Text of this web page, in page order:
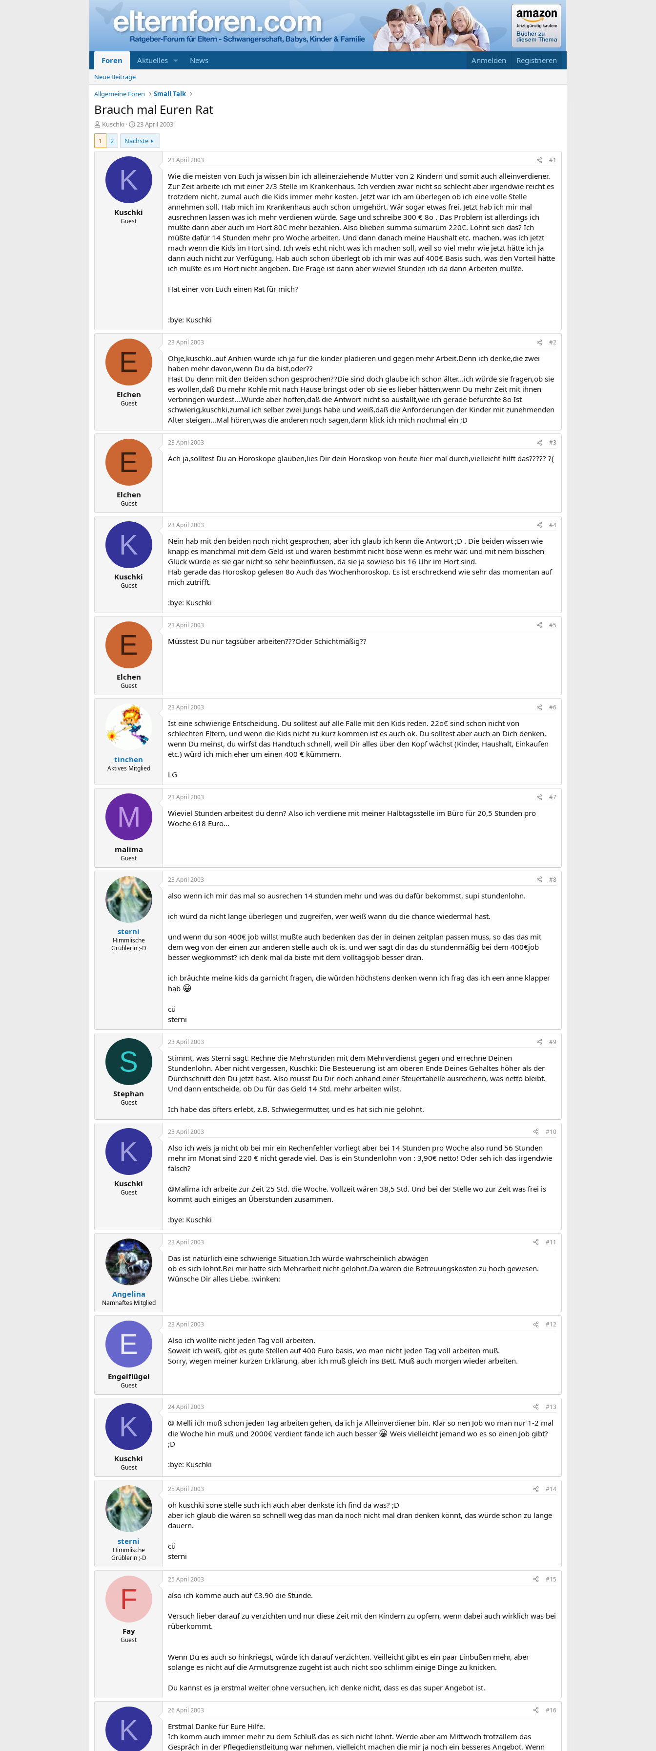
Foren Aktuelles News Anmelden Registrieren
Neue Beiträge
Allgemeine Foren
Small Talk
Brauch mal Euren Rat
E
r
t
Kuschki
E
r
s
t
e
m
23 April 2003
1
2 Nächste
K
Kuschki
Guest
23 April 2003 #1
Wie die meisten von Euch ja wissen bin ich alleinerziehende Mutter von 2 Kindern und somit auch alleinverdiener.
Zur Zeit arbeite ich mit einer 2/3 Stelle im Krankenhaus. Ich verdien zwar nicht so schlecht aber irgendwie reicht es
trotzdem nicht, zumal auch die Kids immer mehr kosten. Jetzt war ich am überlegen ob ich eine volle Stelle
annehmen soll. Hab mich im Krankenhaus auch schon umgehört. Wär sogar etwas frei. Jetzt hab ich mir mal
ausrechnen lassen was ich mehr verdienen würde. Sage und schreibe 300 € 8o . Das Problem ist allerdings ich
müßte dann aber auch im Hort 80€ mehr bezahlen. Also blieben summa sumarum 220€. Lohnt sich das? Ich
müßte dafür 14 Stunden mehr pro Woche arbeiten. Und dann danach meine Haushalt etc. machen, was ich jetzt
mach wenn die Kids im Hort sind. Ich weis echt nicht was ich machen soll, weil so viel mehr wie jetzt hätte ich ja
dann auch nicht zur Verfügung. Hab auch schon überlegt ob ich mir was auf 400€ Basis such, was den Vorteil hätte
ich müßte es im Hort nicht angeben. Die Frage ist dann aber wieviel Stunden ich da dann Arbeiten müßte.
Hat einer von Euch einen Rat für mich?
:bye: Kuschki
E
Elchen
Guest
23 April 2003 #2
Ohje,kuschki..auf Anhien würde ich ja für die kinder plädieren und gegen mehr Arbeit.Denn ich denke,die zwei
haben mehr davon,wenn Du da bist,oder??
Hast Du denn mit den Beiden schon gesprochen??Die sind doch glaube ich schon älter...ich würde sie fragen,ob sie
es wollen,daß Du mehr Kohle mit nach Hause bringst oder ob sie es lieber hätten,wenn Du mehr Zeit mit ihnen
verbringen würdest....Würde aber hoffen,daß die Antwort nicht so ausfällt,wie ich gerade befürchte 8o Ist
schwierig,kuschki,zumal ich selber zwei Jungs habe und weiß,daß die Anforderungen der Kinder mit zunehmenden
Alter steigen...Mal hören,was die anderen noch sagen,dann klick ich mich nochmal ein ;D
E
Elchen
Guest
23 April 2003 #3
Ach ja,solltest Du an Horoskope glauben,lies Dir dein Horoskop von heute hier mal durch,vielleicht hilft das????? ?(
K
Kuschki
Guest
23 April 2003 #4
Nein hab mit den beiden noch nicht gesprochen, aber ich glaub ich kenn die Antwort ;D . Die beiden wissen wie
knapp es manchmal mit dem Geld ist und wären bestimmt nicht böse wenn es mehr wär. und mit nem bisschen
Glück würde es sie gar nicht so sehr beeinflussen, da sie ja sowieso bis 16 Uhr im Hort sind.
Hab gerade das Horoskop gelesen 8o Auch das Wochenhoroskop. Es ist erschreckend wie sehr das momentan auf
mich zutrifft.
:bye: Kuschki
E
Elchen
Guest
23 April 2003 #5
Müsstest Du nur tagsüber arbeiten???Oder Schichtmäßig??
tinchen
Aktives Mitglied
23 April 2003 #6
Ist eine schwierige Entscheidung. Du solltest auf alle Fälle mit den Kids reden. 22o€ sind schon nicht von
schlechten Eltern, und wenn die Kids nicht zu kurz kommen ist es auch ok. Du solltest aber auch an Dich denken,
wenn Du meinst, du wirfst das Handtuch schnell, weil Dir alles über den Kopf wächst (Kinder, Haushalt, Einkaufen
etc.) würd ich mich eher um einen 400 € kümmern.
LG
M
malima
Guest
23 April 2003 #7
Wieviel Stunden arbeitest du denn? Also ich verdiene mit meiner Halbtagsstelle im Büro für 20,5 Stunden pro
Woche 618 Euro...
sterni
Himmlische
Grüblerin ;-D
23 April 2003 #8
also wenn ich mir das mal so ausrechen 14 stunden mehr und was du dafür bekommst, supi stundenlohn.
ich würd da nicht lange überlegen und zugreifen, wer weiß wann du die chance wiedermal hast.
und wenn du son 400€ job willst mußte auch bedenken das der in deinen zeitplan passen muss, so das das mit
dem weg von der einen zur anderen stelle auch ok is. und wer sagt dir das du stundenmäßig bei dem 400€job
besser wegkommst? ich denk mal da biste mit dem volltagsjob besser dran.
ich bräuchte meine kids da garnicht fragen, die würden höchstens denken wenn ich frag das ich een anne klapper
hab 😀
cü
sterni
S
Stephan
Guest
23 April 2003 #9
Stimmt, was Sterni sagt. Rechne die Mehrstunden mit dem Mehrverdienst gegen und errechne Deinen
Stundenlohn. Aber nicht vergessen, Kuschki: Die Besteuerung ist am oberen Ende Deines Gehaltes höher als der
Durchschnitt den Du jetzt hast. Also musst Du Dir noch anhand einer Steuertabelle ausrechenn, was netto bleibt.
Und dann entscheide, ob Du für das Geld 14 Std. mehr arbeiten wilst.
Ich habe das öfters erlebt, z.B. Schwiegermutter, und es hat sich nie gelohnt.
K
Kuschki
Guest
23 April 2003 #10
Also ich weis ja nicht ob bei mir ein Rechenfehler vorliegt aber bei 14 Stunden pro Woche also rund 56 Stunden
mehr im Monat sind 220 € nicht gerade viel. Das is ein Stundenlohn von : 3,90€ netto! Oder seh ich das irgendwie
falsch?
@Malima ich arbeite zur Zeit 25 Std. die Woche. Vollzeit wären 38,5 Std. Und bei der Stelle wo zur Zeit was frei is
kommt auch einiges an Überstunden zusammen.
:bye: Kuschki
Angelina
Namhaftes Mitglied
23 April 2003 #11
Das ist natürlich eine schwierige Situation.Ich würde wahrscheinlich abwägen
ob es sich lohnt.Bei mir hätte sich Mehrarbeit nicht gelohnt.Da wären die Betreuungskosten zu hoch gewesen.
Wünsche Dir alles Liebe. :winken:
E
Engelflügel
Guest
23 April 2003 #12
Also ich wollte nicht jeden Tag voll arbeiten.
Soweit ich weiß, gibt es gute Stellen auf 400 Euro basis, wo man nicht jeden Tag voll arbeiten muß.
Sorry, wegen meiner kurzen Erklärung, aber ich muß gleich ins Bett. Muß auch morgen wieder arbeiten.
K
Kuschki
Guest
24 April 2003 #13
@ Melli ich muß schon jeden Tag arbeiten gehen, da ich ja Alleinverdiener bin. Klar so nen Job wo man nur 1-2 mal
die Woche hin muß und 2000€ verdient fände ich auch besser 😀 Weis vielleicht jemand wo es so einen Job gibt?
;D
:bye: Kuschki
sterni
Himmlische
Grüblerin ;-D
25 April 2003 #14
oh kuschki sone stelle such ich auch aber denkste ich find da was? ;D
aber ich glaub die wären so schnell weg das man da noch nicht mal dran denken könnt, das würde schon zu lange
dauern.
cü
sterni
F
Fay
Guest
25 April 2003 #15
also ich komme auch auf €3.90 die Stunde.
Versuch lieber darauf zu verzichten und nur diese Zeit mit den Kindern zu opfern, wenn dabei auch wirklich was bei
rüberkommt.
Wenn Du es auch so hinkriegst, würde ich darauf verzichten. Veilleicht gibt es ein paar Einbußen mehr, aber
solange es nicht auf die Armutsgrenze zugeht ist auch nicht soo schlimm einige Dinge zu knicken.
Du kannst es ja erstmal weiter ohne versuchen, ich denke nicht, dass es das super Angebot ist.
K
26 April 2003 #16
Erstmal Danke für Eure Hilfe.
Ich komm auch immer mehr zu dem Schluß das es sich nicht lohnt. Werde aber am Mittwoch trotzallem das
Gespräch in der Pflegedienstleitung war nehmen, vielleicht machen die mir ja noch ein besseres Angebot. Wenn